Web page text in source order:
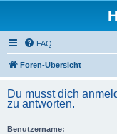
FAQ
Foren-Übersicht
Du musst dich
zu antworten.
Benutzername: